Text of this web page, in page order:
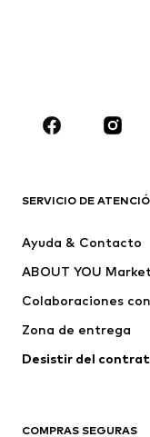
ROPA
Camisetas
Pantalones
Ropa interior
Trajes y chaquetas
SERVICIO DE
Ayuda & Contacto
ABOUT YOU
Colaboraciones
Zona de entrega
Desistir del
COMPRAS SEGURAS